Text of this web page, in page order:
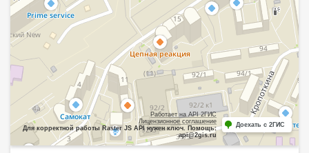
Работает на API 2ГИС
Лицензионное соглашение
Для корректной работы Raster JS API нужен ключ. Помощь:
api@2gis.ru
Доехать с 2ГИС